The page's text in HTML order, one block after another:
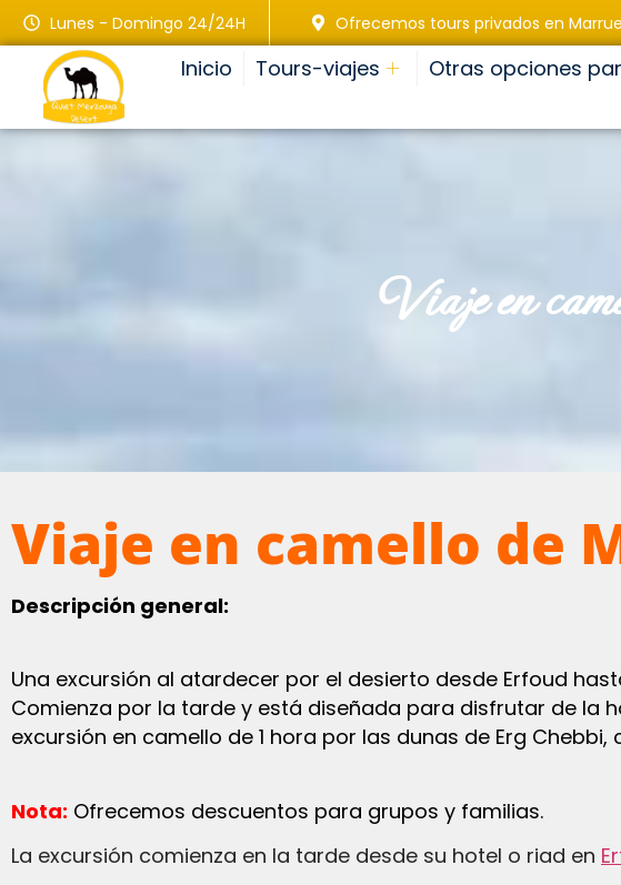
Lunes - Domingo 24/24H Ofrecemos tours privados en
Inicio Tours-viajes Otras opciones
viaje en
Viaje en camello de
Descripción general:
Una excursión al atardecer por el desierto desde Erfoud
Comienza por la tarde y está diseñada para disfrutar de la
excursión en camello de 1 hora por las dunas de Erg
Nota: Ofrecemos descuentos para grupos y familias.
La excursión comienza en la tarde desde su hotel o riad en